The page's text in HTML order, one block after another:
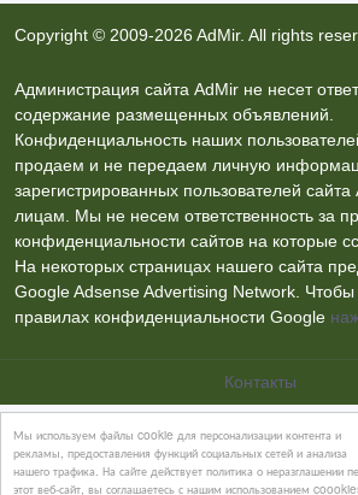
Мы используем файлы cookie для персонализации контента и
рекламы, предоставления функций социальных сетей и анализа
нашего трафика. На сайте действует политика о неразглашении
этот веб-сайт, вы соглашаетесь с нашим использованием
Copyright © 2009-2026 AdMir. All rights
Администрация сайта AdMir не несет
содержание размещенных объявлений.
Конфиденциальность наших
продаем и не передаем личную
зарегистрированных пользователей сайта
лицам. Мы не несем ответственность за
конфиденциальности сайтов на которые
Google Adsense Advertising Network. Чтобы
правилах конфиденциальности Google
Контакты